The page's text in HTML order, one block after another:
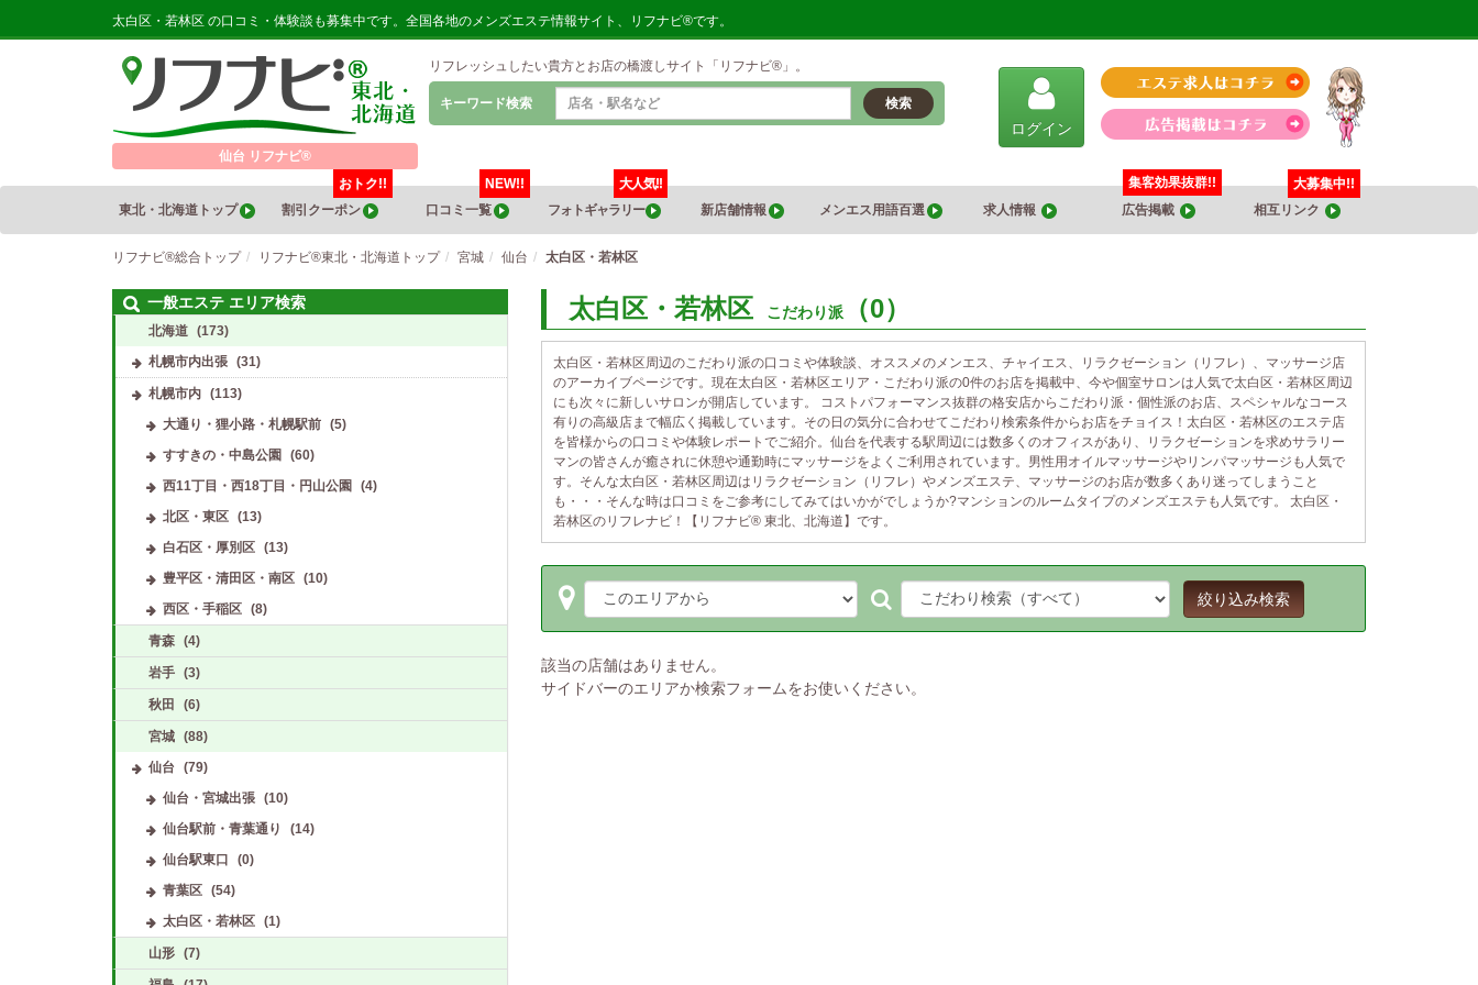
太白区・若林区 の口コミ・体験談も募集中です。全国各地のメンズエステ情報サイト、リフナビ®です。
仙台 リフナビ®
リフレッシュしたい貴方とお店の橋渡しサイト「リフナビ®」。
キーワード検索 検索
ログイン
東北・北海道トップ 割引クーポン
おトク!!
口コミ一覧
NEW!!
フォトギャラリー
大人気!!
新店舗情報
メンエス用語百選 求人情報 広告掲載
集客効果抜群!!
相互リンク
大募集中!!
リフナビ®総合トップ リフナビ®東北・北海道トップ 宮城 仙台 太白区・若林区
太白区・若林区 こだわり派 （0）
太白区・若林区周辺のこだわり派の口コミや体験談、オススメのメンエス、チャイエス、リラクゼーション（リフレ）、マッサージ店
のアーカイブページです。現在太白区・若林区エリア・こだわり派の0件のお店を掲載中、今や個室サロンは人気で太白区・若林区周辺
にも次々に新しいサロンが開店しています。 コストパフォーマンス抜群の格安店からこだわり派・個性派のお店、スペシャルなコース
有りの高級店まで幅広く掲載しています。その日の気分に合わせてこだわり検索条件からお店をチョイス！太白区・若林区のエステ店
を皆様からの口コミや体験レポートでご紹介。仙台を代表する駅周辺には数多くのオフィスがあり、リラクゼーションを求めサラリー
マンの皆さんが癒されに休憩や通勤時にマッサージをよくご利用されています。男性用オイルマッサージやリンパマッサージも人気で
す。そんな太白区・若林区周辺はリラクゼーション（リフレ）やメンズエステ、マッサージのお店が数多くあり迷ってしまうこと
も・・・そんな時は口コミをご参考にしてみてはいかがでしょうか?マンションのルームタイプのメンズエステも人気です。 太白区・
若林区のリフレナビ！【リフナビ® 東北、北海道】です。
絞り込み検索
該当の店舗はありません。
サイドバーのエリアか検索フォームをお使いください。
一般エステ エリア検索
北海道 (173)
札幌市内出張 (31)
札幌市内 (113)
大通り・狸小路・札幌駅前
(5)
すすきの・中島公園
(60)
西11丁目・西18丁目・円山公園
(4)
北区・東区
(13)
白石区・厚別区
(13)
豊平区・清田区・南区
(10)
西区・手稲区
(8)
青森 (4)
岩手 (3)
秋田 (6)
宮城 (88)
仙台 (79)
仙台・宮城出張
(10)
仙台駅前・青葉通り
(14)
仙台駅東口
(0)
青葉区
(54)
太白区・若林区
(1)
山形 (7)